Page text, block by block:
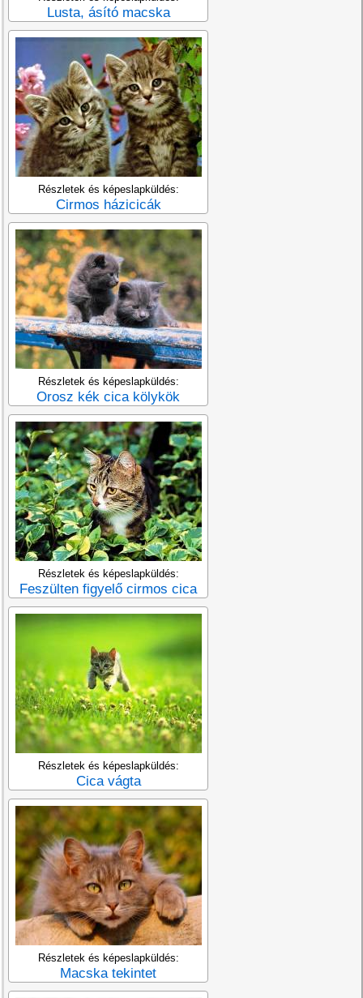
Lusta, ásító macska
Részletek és képeslapküldés:
Cirmos házicicák
Részletek és képeslapküldés:
Orosz kék cica kölykök
Részletek és képeslapküldés:
Feszülten figyelő cirmos cica
Részletek és képeslapküldés:
Cica vágta
Részletek és képeslapküldés:
Macska tekintet